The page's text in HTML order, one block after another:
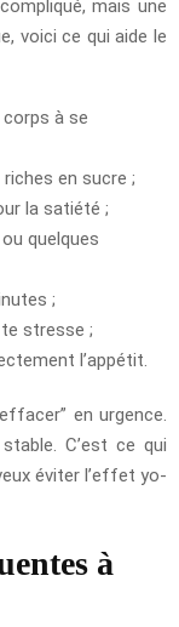
mais une
voici ce qui aide le
à se
en sucre ;
la satiété ;
quelques
;
stresse ;
l’appétit.
en urgence.
C’est ce qui
éviter l’effet yo-
à